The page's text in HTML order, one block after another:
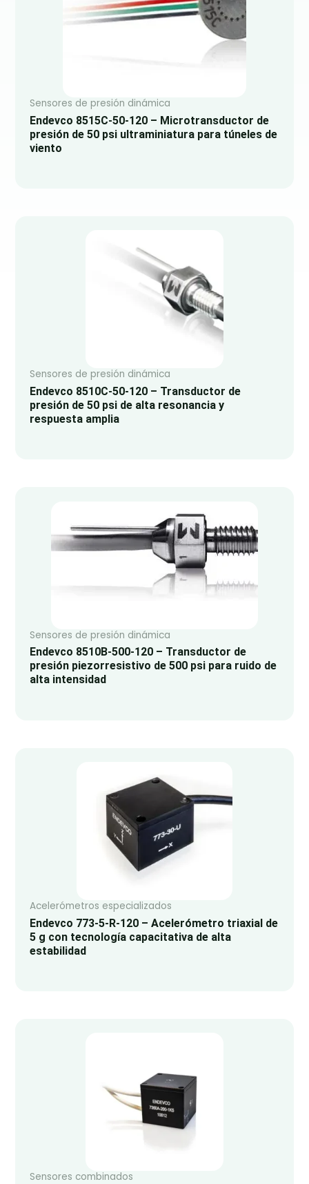
Sensores de presión dinámica
Endevco 8515C-50-120 – Microtransductor de
presión de 50 psi ultraminiatura para túneles de
viento
Sensores de presión dinámica
Endevco 8510C-50-120 – Transductor de
presión de 50 psi de alta resonancia y
respuesta amplia
Sensores de presión dinámica
Endevco 8510B-500-120 – Transductor de
presión piezorresistivo de 500 psi para ruido de
alta intensidad
Acelerómetros especializados
Endevco 773-5-R-120 – Acelerómetro triaxial de
5 g con tecnología capacitativa de alta
estabilidad
Sensores combinados